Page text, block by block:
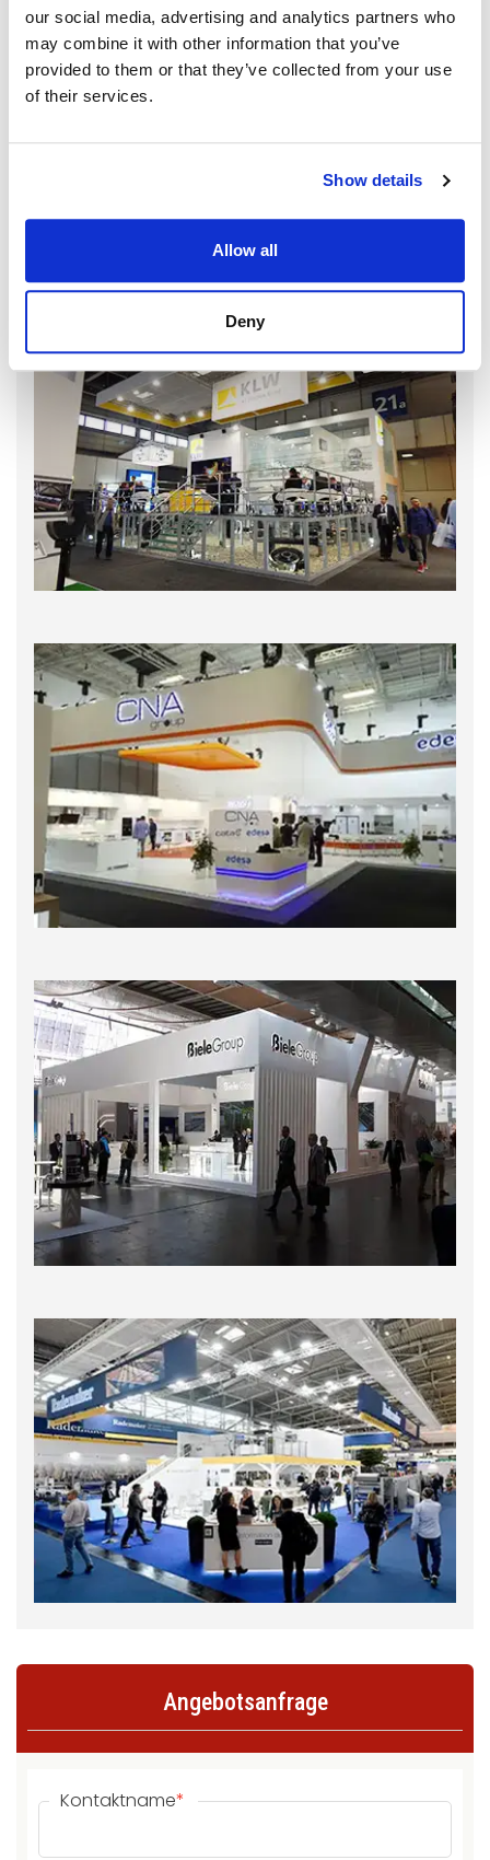
our social media, advertising and analytics partners who
may combine it with other information that you’ve
provided to them or that they’ve collected from your use
of their services.
Show details
Allow all
Deny
Angebotsanfrage
Kontaktname*